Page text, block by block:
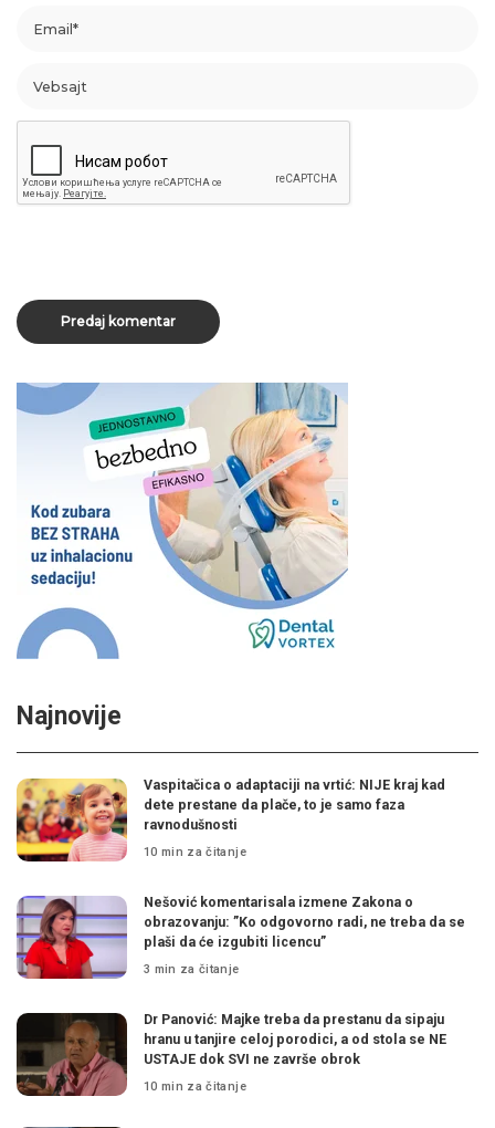
Najnovije
Vaspitačica o adaptaciji na vrtić: NIJE kraj kad
dete prestane da plače, to je samo faza
ravnodušnosti
10 min za čitanje
Nešović komentarisala izmene Zakona o
obrazovanju: ”Ko odgovorno radi, ne treba da se
plaši da će izgubiti licencu”
3 min za čitanje
Dr Panović: Majke treba da prestanu da sipaju
hranu u tanjire celoj porodici, a od stola se NE
USTAJE dok SVI ne završe obrok
10 min za čitanje